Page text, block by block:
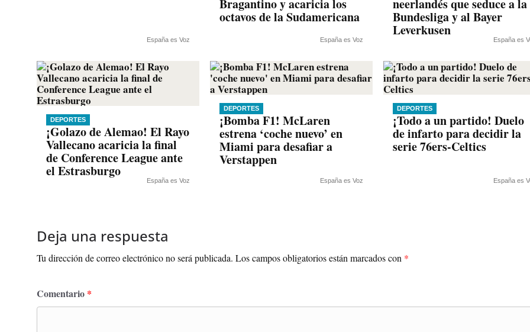
España es Voz
Bragantino y acaricia los
octavos de la Sudamericana
España es Voz
neerlandés que seduce a la
Bundesliga y al Bayer
Leverkusen
España es
DEPORTES
¡Golazo de Alemao! El Rayo
Vallecano acaricia la final
de Conference League ante
el Estrasburgo
España es Voz
DEPORTES
¡Bomba F1! McLaren
estrena ‘coche nuevo’ en
Miami para desafiar a
Verstappen
España es Voz
DEPORTES
¡Todo a un partido! Duelo
de infarto para decidir la
serie 76ers-Celtics
España es
Deja una respuesta
Tu dirección de correo electrónico no será publicada. Los campos obligatorios están marcados con *
Comentario *